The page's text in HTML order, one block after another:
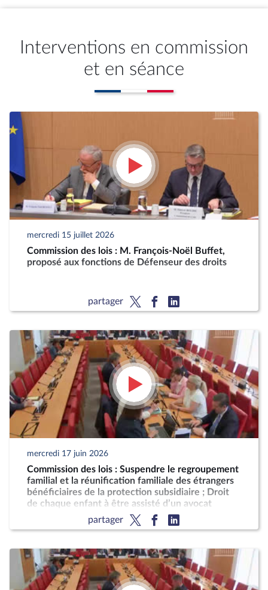
Interventions en commission
et en séance
mercredi 15 juillet 2026
Commission des lois : M. François-Noël Buffet,
proposé aux fonctions de Défenseur des droits
partager
mercredi 17 juin 2026
Commission des lois : Suspendre le regroupement
familial et la réunification familiale des étrangers
bénéficiaires de la protection subsidiaire ; Droit
de chaque enfant à être assisté d’un avocat
partager